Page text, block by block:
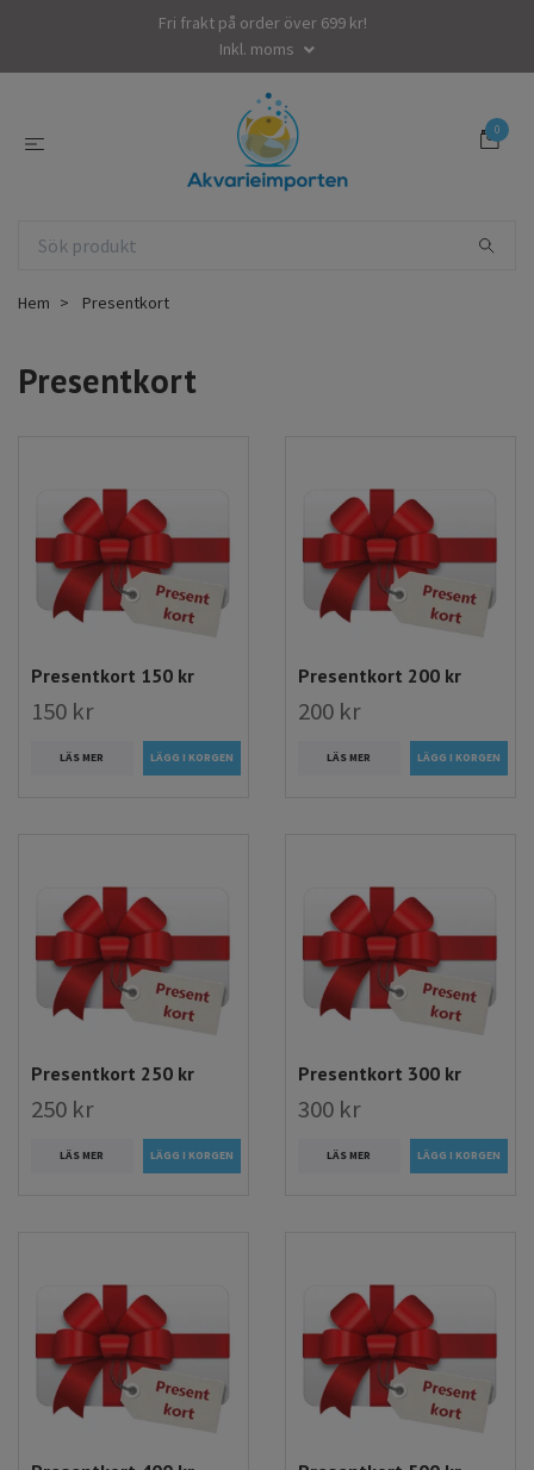
Fri frakt på order över 699 kr!
Inkl. moms
0
Hem Presentkort
Presentkort
Presentkort 150 kr
150 kr
LÄS MER
Presentkort 200 kr
200 kr
LÄS MER
Presentkort 250 kr
250 kr
LÄS MER
Presentkort 300 kr
300 kr
LÄS MER